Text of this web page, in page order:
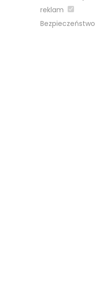
reklam
Bezpieczeństwo